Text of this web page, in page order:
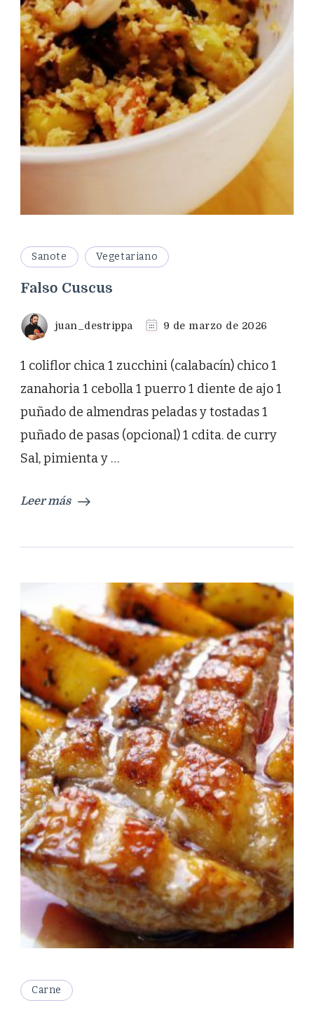
Sanote Vegetariano
Falso Cuscus
juan_destrippa 9 de marzo de 2026
1 coliflor chica 1 zucchini (calabacín) chico 1
zanahoria 1 cebolla 1 puerro 1 diente de ajo 1
puñado de almendras peladas y tostadas 1
puñado de pasas (opcional) 1 cdita. de curry
Sal, pimienta y …
Leer más
Carne